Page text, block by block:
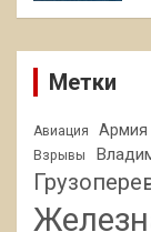
Метки
Авиация
Взрывы